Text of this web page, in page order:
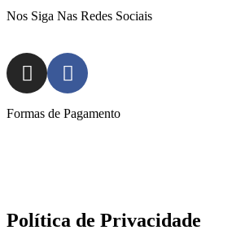
Nos Siga Nas Redes Sociais
Formas de Pagamento
Política de Privacidade